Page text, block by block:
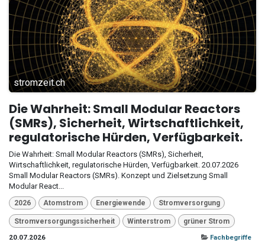
stromzeit.ch
Die Wahrheit: Small Modular Reactors
(SMRs), Sicherheit, Wirtschaftlichkeit,
regulatorische Hürden, Verfügbarkeit.
Die Wahrheit: Small Modular Reactors (SMRs), Sicherheit,
Wirtschaftlichkeit, regulatorische Hürden, Verfügbarkeit. 20.07.2026
Small Modular Reactors (SMRs). Konzept und Zielsetzung Small
Modular React...
2026 Atomstrom Energiewende Stromversorgung
Stromversorgungssicherheit Winterstrom
grüner Strom
20.07.2026
Fachbegriffe